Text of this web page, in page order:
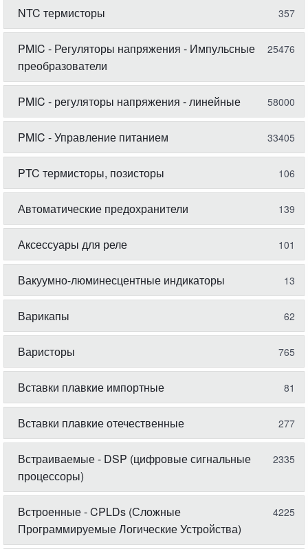
NTC термисторы 357
PMIC - Регуляторы напряжения - Импульсные
преобразователи
25476
PMIC - регуляторы напряжения - линейные 58000
PMIC - Управление питанием 33405
PTC термисторы, позисторы 106
Автоматические предохранители 139
Аксессуары для реле 101
Вакуумно-люминесцентные индикаторы 13
Варикапы 62
Варисторы 765
Вставки плавкие импортные 81
Вставки плавкие отечественные 277
Встраиваемые - DSP (цифровые сигнальные
процессоры)
2335
Встроенные - CPLDs (Сложные
Программируемые Логические Устройства)
4225